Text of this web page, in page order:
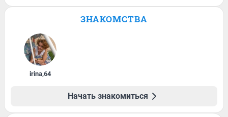
ЗНАКОМСТВА
irina,64
Начать знакомиться